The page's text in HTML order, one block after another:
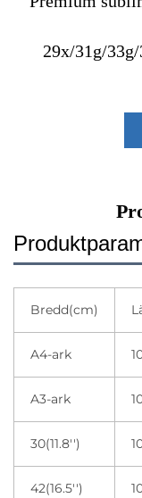
29x/31g/
Bredd(cm)
A4-ark
A3-ark
30(11.8'')
42(16.5'')